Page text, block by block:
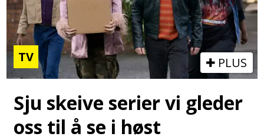
TV PLUS
Sju skeive serier vi gleder
oss til å se i høst